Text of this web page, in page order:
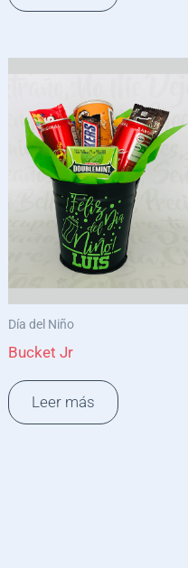
Día del Niño
Bucket Jr
Leer más